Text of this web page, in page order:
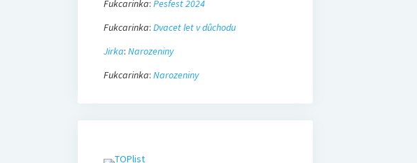
Fukcarinka: Pesfest 2024
Fukcarinka: Dvacet let v důchodu
Jirka: Narozeniny
Fukcarinka: Narozeniny